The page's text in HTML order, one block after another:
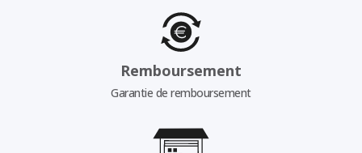
Remboursement
Garantie de remboursement